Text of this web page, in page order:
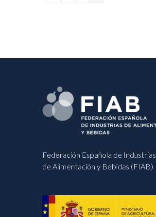
Federación Española de Industrias
de Alimentación y Bebidas (FIAB)